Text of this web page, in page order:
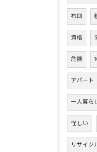
布団
資格
危険
アパート
一人暮ら
怪しい
リサイク